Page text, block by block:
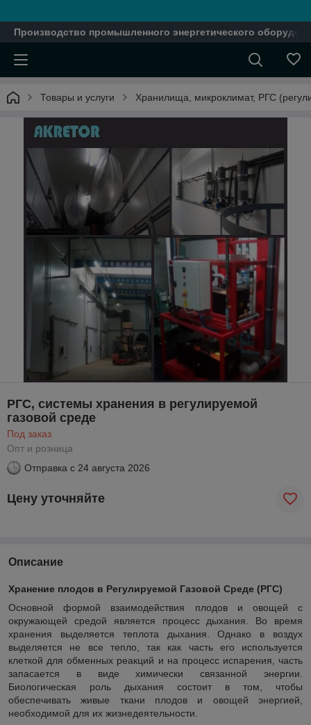
Производство промышленного энергетического
Товары и услуги Хранилища, микроклимат, РГС
РГС, системы хранения в регулируемой
газовой среде
Под заказ
Опт и розница
Отправка с 24 августа 2026
Цену уточняйте
Описание
Хранение плодов в Регулируемой Газовой Среде (РГС)
Основной формой взаимодействия плодов и овощей с
окружающей средой является процесс дыхания. Во время
хранения выделяется теплота дыхания. Однако в воздух
выделяется не все тепло, так как часть его используется
клеткой для обменных реакций и на процесс испарения, часть
запасается в виде химически связанной энергии.
Биологическая роль дыхания состоит в том, чтобы
обеспечивать живые ткани плодов и овощей энергией,
необходимой для их жизнедеятельности.